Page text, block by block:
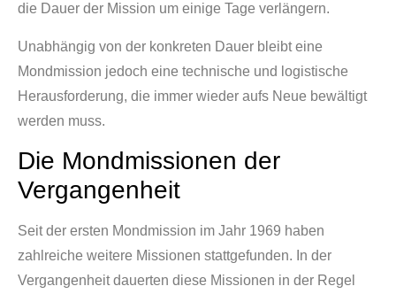
die Dauer der Mission um einige Tage verlängern.
Unabhängig von der konkreten Dauer bleibt eine
Mondmission jedoch eine technische und logistische
Herausforderung, die immer wieder aufs Neue bewältigt
werden muss.
Die Mondmissionen der
Vergangenheit
Seit der ersten Mondmission im Jahr 1969 haben
zahlreiche weitere Missionen stattgefunden. In der
Vergangenheit dauerten diese Missionen in der Regel